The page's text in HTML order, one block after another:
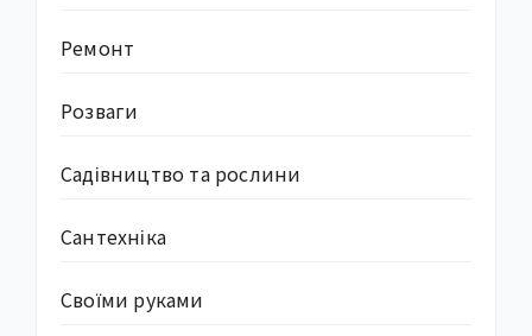
Ремонт
Розваги
Садівництво та рослини
Сантехніка
Своїми руками